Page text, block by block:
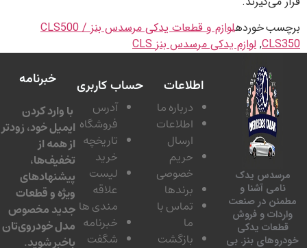
برچسب خورده
لوازم و قطعات یدکی مرسدس بنز CLS500 /
CLS350
, لوازم یدکی مرسدس بنز CLS
مرسدس یدک
نامی آشنا و
مطمئن در صنعت
واردات و فروش
قطعات یدکی
خودروهای بنز. بی
اطلاعات
درباره ما
اطلاعات
ارسال
حریم
خصوصی
برندها
تماس با
ما
بازگشت
حساب کاربری
آدرس
فروشگاه
تاریخچه
خرید
لیست
علاقه
مندی ها
خبرنامه
شگفت
خبرنامه
با وارد کردن
ایمیل خود، زودتر
از همه از
تخفیف‌ها،
پیشنهادهای
ویژه و قطعات
جدید مخصوص
مدل خودروی‌تان
باخبر شوید.